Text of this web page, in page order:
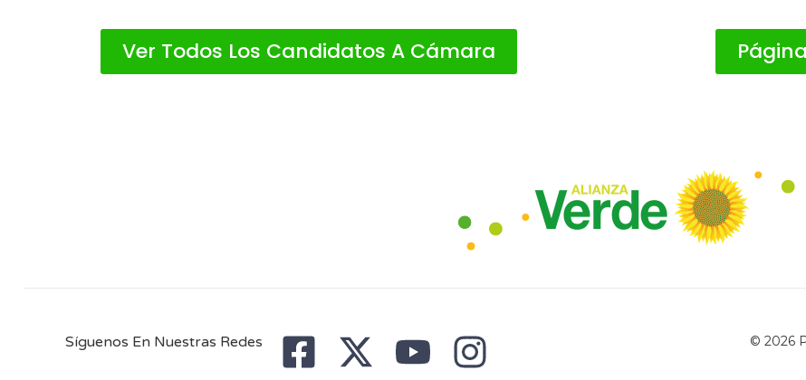
Ver Todos Los Candidatos A Cámara
Síguenos En Nuestras Redes © 2026